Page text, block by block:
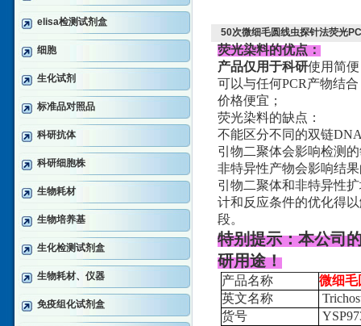
elisa检测试剂盒
细胞
生化试剂
标准品对照品
科研抗体
科研细胞株
生物耗材
生物培养基
生化检测试剂盒
生物耗材、仪器
免疫组化试剂盒
50次微细毛圆线虫探针法荧光
荧光染料的优点：
产品仅用于科研使用简
可以与任何PCR产物结合
价格便宜；
荧光染料的缺点：
不能区分不同的双链
引物二聚体会影响检测
非特异性产物会影响结
引物二聚体和非特异性
计和反应条件的优化得
段。
特别提示：本公司
研用途！
产品名称
微细毛
英文名称
货号